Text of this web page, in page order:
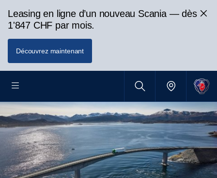
Leasing en ligne d’un nouveau Scania — dès
1'847 CHF par mois.
Découvrez maintenant